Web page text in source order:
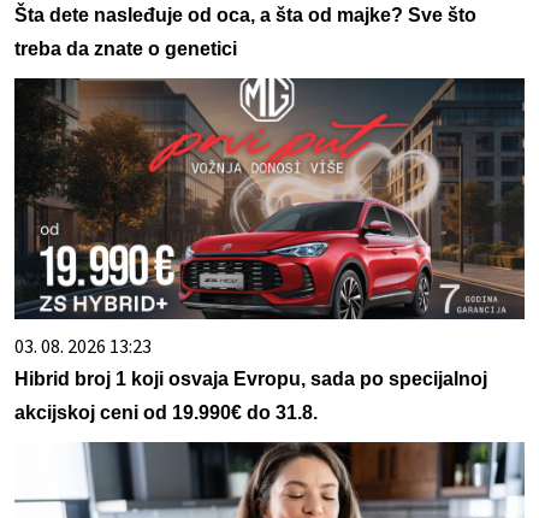
Šta dete nasleđuje od oca, a šta od majke? Sve što
treba da znate o genetici
03. 08. 2026 13:23
Hibrid broj 1 koji osvaja Evropu, sada po specijalnoj
akcijskoj ceni od 19.990€ do 31.8.